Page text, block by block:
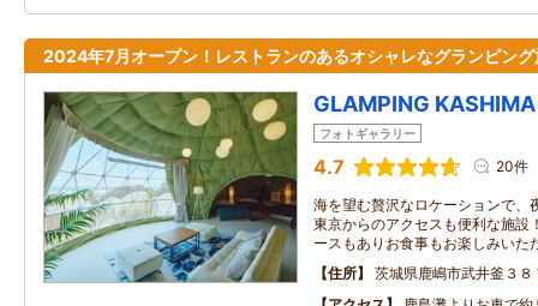
2024年7月オープン！レストランのあるオシャレなグランピング
GLAMPING
フォトギャラリー
4.7 20件
海を望む贅沢なロケーションで、
東京からのアクセスも便利な施設
ースもありお食事もお楽しみいた
住所
茨城県鹿嶋市武井釜３８